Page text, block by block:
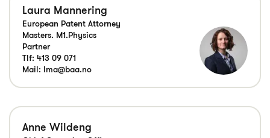
Laura Mannering
European Patent Attorney
Masters. M1.Physics
Partner
Tlf: 413 09 071
Mail: lma@baa.no
Anne Wildeng